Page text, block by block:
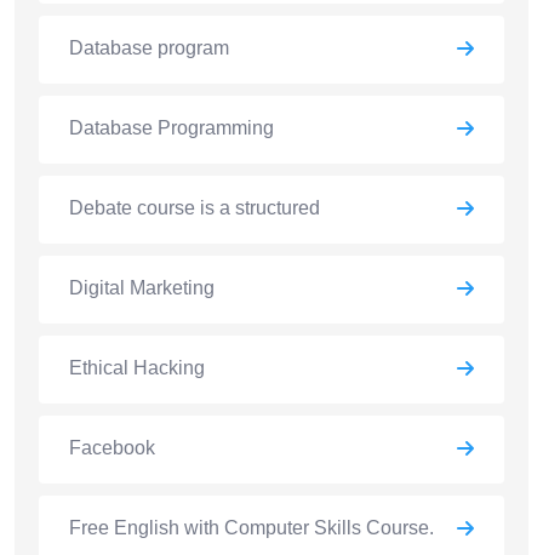
Database program
Database Programming
Debate course is a structured
Digital Marketing
Ethical Hacking
Facebook
Free English with Computer Skills Course.